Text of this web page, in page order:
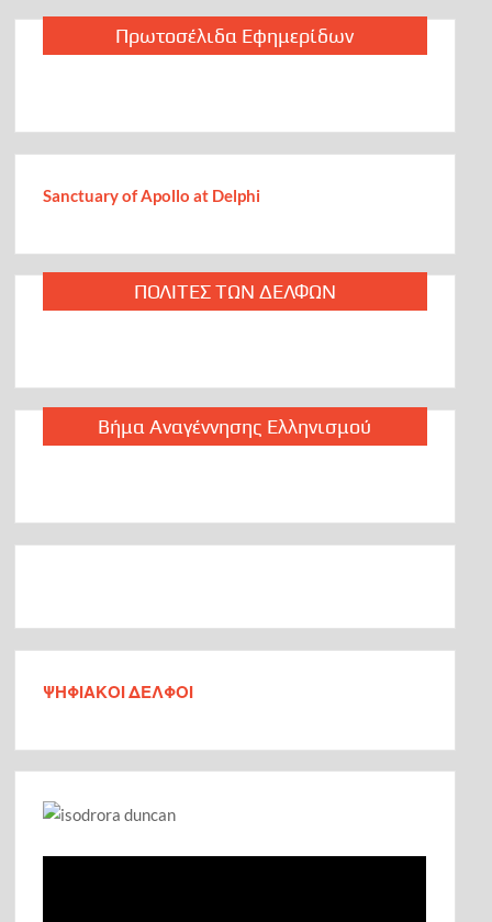
Πρωτοσέλιδα Εφημερίδων
Sanctuary of Apollo at Delphi
ΠΟΛΙΤΕΣ ΤΩΝ ΔΕΛΦΩΝ
Βήμα Αναγέννησης Ελληνισμού
ΨΗΦΙΑΚΟΙ ΔΕΛΦΟΙ